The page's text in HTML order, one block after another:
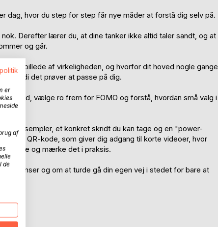
dag, hvor du step for step får nye måder at forstå dig selv på.
Derefter lærer du, at dine tanker ikke altid taler sandt, og at
og går.
dit billede af virkeligheden, og hvorfor dit hoved nogle gange
fordi det prøver at passe på dig.
vælge ro frem for FOMO og forstå, hvordan små valg i
eksempler, et konkret skridt du kan tage og en "power-
en QR-kode, som giver dig adgang til korte videoer, hvor
bedre og mærke det i praksis.
grænser og om at turde gå din egen vej i stedet for bare at
er
af
de